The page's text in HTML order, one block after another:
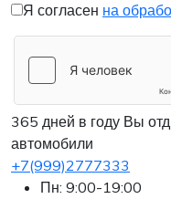
Я согласен на
365 дней в году Вы
автомобили
+7(999)2777333
Пн: 9:00-19:00